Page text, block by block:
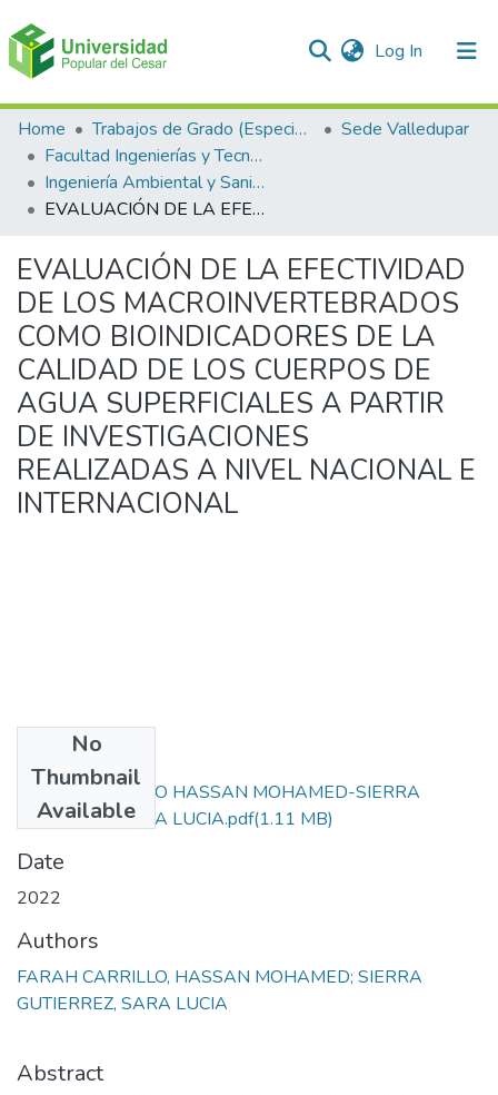
Log In (current)
Communities & Collections
All of DSpace
Statistics
Home Trabajos de Grado (Especializaciones y Pregrados)
Sede Valledupar
Facultad Ingenierías y Tecnologías
Ingeniería Ambiental y Sanitaria.
EVALUACIÓN DE LA EFECTIVIDAD DE LOS MACROINVERTEBRADOS COMO BIOINDICADORES DE LA CALIDAD DE LOS CUERPOS DE AGUA SUPERFICIALES A PARTIR DE INVESTIGACIONES REALIZADAS A NIVEL NACIONAL E INTERNACIONAL
EVALUACIÓN DE LA EFECTIVIDAD
DE LOS MACROINVERTEBRADOS
COMO BIOINDICADORES DE LA
CALIDAD DE LOS CUERPOS DE
AGUA SUPERFICIALES A PARTIR
DE INVESTIGACIONES
REALIZADAS A NIVEL NACIONAL E
INTERNACIONAL
No
Thumbnail
Available
FARAH CARRILLO HASSAN MOHAMED-SIERRA
GUTIERREZ SARA LUCIA.pdf(1.11 MB)
Date
2022
Authors
FARAH CARRILLO, HASSAN MOHAMED; SIERRA
GUTIERREZ, SARA LUCIA
Abstract